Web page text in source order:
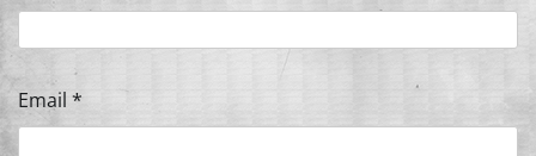
Email *